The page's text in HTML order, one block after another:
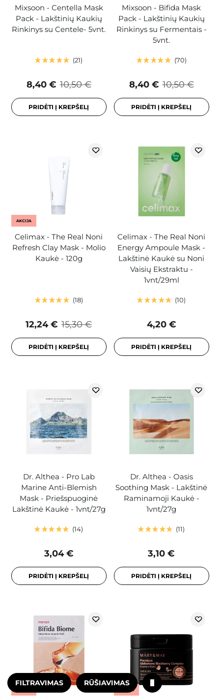
Mixsoon - Centella Mask
Pack - Lakštinių Kaukių
Rinkinys su Centele- 5vnt.
21
10,50 €
8,40 €
PRIDĖTI Į KREPŠELĮ
Mixsoon - Bifida Mask
Pack - Lakštinių Kaukių
Rinkinys su Fermentais -
5vnt.
70
10,50 €
8,40 €
PRIDĖTI Į KREPŠELĮ
AKCIJA
Celimax - The Real Noni
Refresh Clay Mask - Molio
Kaukė - 120g
18
15,30 €
12,24 €
PRIDĖTI Į KREPŠELĮ
Celimax - The Real Noni
Energy Ampoule Mask -
Lakštinė Kaukė su Noni
Vaisių Ekstraktu -
1vnt/29ml
10
4,20 €
PRIDĖTI Į KREPŠELĮ
Dr. Althea - Pro Lab
Marine Anti-Blemish
Mask - Priešspuoginė
Lakštinė Kaukė - 1vnt/27g
14
3,04 €
PRIDĖTI Į KREPŠELĮ
Dr. Althea - Oasis
Soothing Mask - Lakštinė
Raminamoji Kaukė -
1vnt/27g
11
3,10 €
PRIDĖTI Į KREPŠELĮ
AKCIJA
FILTRAVIMAS RŪŠIAVIMAS